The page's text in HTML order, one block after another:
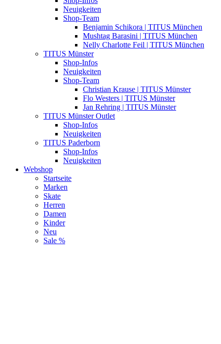
Neuigkeiten
Shop-Team
Benjamin Schikora | TITUS München
Mushtag Barasini | TITUS München
Nelly Charlotte Feil | TITUS München
TITUS Münster
Shop-Infos
Neuigkeiten
Shop-Team
Christian Krause | TITUS Münster
Flo Westers | TITUS Münster
Jan Rehring | TITUS Münster
TITUS Münster Outlet
Shop-Infos
Neuigkeiten
TITUS Paderborn
Shop-Infos
Neuigkeiten
Webshop
Startseite
Marken
Skate
Herren
Damen
Kinder
Neu
Sale %